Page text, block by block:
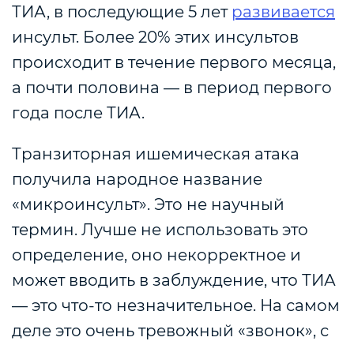
ТИА, в последующие 5 лет развивается
инсульт. Более 20% этих инсультов
происходит в течение первого месяца,
а почти половина — в период первого
года после ТИА.
Транзиторная ишемическая атака
получила народное название
«микроинсульт». Это не научный
термин. Лучше не использовать это
определение, оно некорректное и
может вводить в заблуждение, что ТИА
— это что-то незначительное. На самом
деле это очень тревожный «звонок», с